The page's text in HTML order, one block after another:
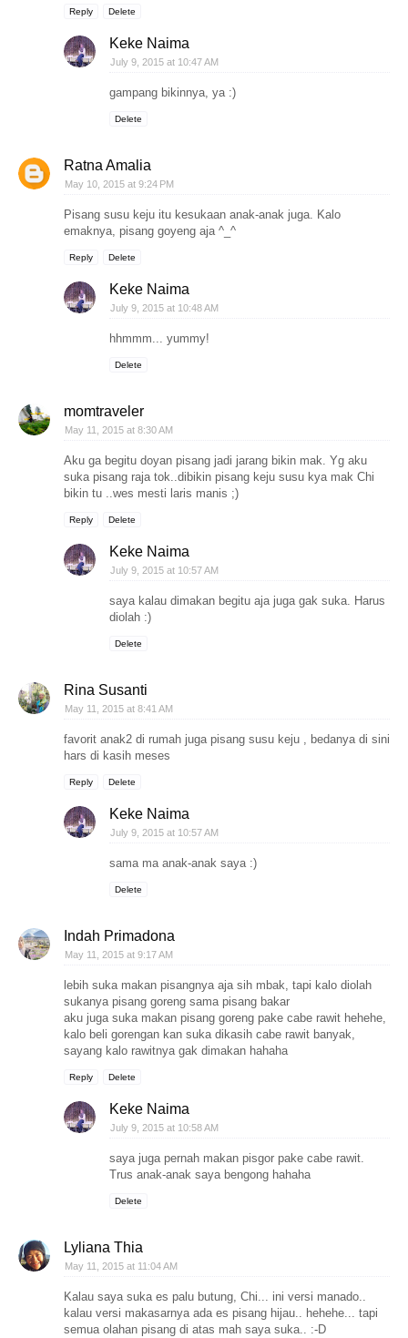
Reply Delete
Keke Naima
July 9, 2015 at 10:47 AM
gampang bikinnya, ya :)
Delete
Ratna Amalia
May 10, 2015 at 9:24 PM
Pisang susu keju itu kesukaan anak-anak juga. Kalo
emaknya, pisang goyeng aja ^_^
Reply Delete
Keke Naima
July 9, 2015 at 10:48 AM
hhmmm... yummy!
Delete
momtraveler
May 11, 2015 at 8:30 AM
Aku ga begitu doyan pisang jadi jarang bikin mak. Yg aku
suka pisang raja tok..dibikin pisang keju susu kya mak Chi
bikin tu ..wes mesti laris manis ;)
Reply Delete
Keke Naima
July 9, 2015 at 10:57 AM
saya kalau dimakan begitu aja juga gak suka. Harus
diolah :)
Delete
Rina Susanti
May 11, 2015 at 8:41 AM
favorit anak2 di rumah juga pisang susu keju , bedanya di sini
hars di kasih meses
Reply Delete
Keke Naima
July 9, 2015 at 10:57 AM
sama ma anak-anak saya :)
Delete
Indah Primadona
May 11, 2015 at 9:17 AM
lebih suka makan pisangnya aja sih mbak, tapi kalo diolah
sukanya pisang goreng sama pisang bakar
aku juga suka makan pisang goreng pake cabe rawit hehehe,
kalo beli gorengan kan suka dikasih cabe rawit banyak,
sayang kalo rawitnya gak dimakan hahaha
Reply Delete
Keke Naima
July 9, 2015 at 10:58 AM
saya juga pernah makan pisgor pake cabe rawit.
Trus anak-anak saya bengong hahaha
Delete
Lyliana Thia
May 11, 2015 at 11:04 AM
Kalau saya suka es palu butung, Chi... ini versi manado..
kalau versi makasarnya ada es pisang hijau.. hehehe... tapi
semua olahan pisang di atas mah saya suka.. :-D